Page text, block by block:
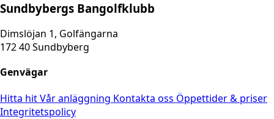
Sundbybergs Bangolfklubb
Dimslöjan 1, Golfängarna
172 40 Sundbyberg
Genvägar
Hitta hitVår anläggning Kontakta oss Öppettider & priser
Integritetspolicy